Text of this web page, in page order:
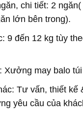
chi tiết: 2
lớn bên trong).
9 đến 12 kg tùy
Xưởng may balo
Tư vấn, thiết kế
yêu cầu của